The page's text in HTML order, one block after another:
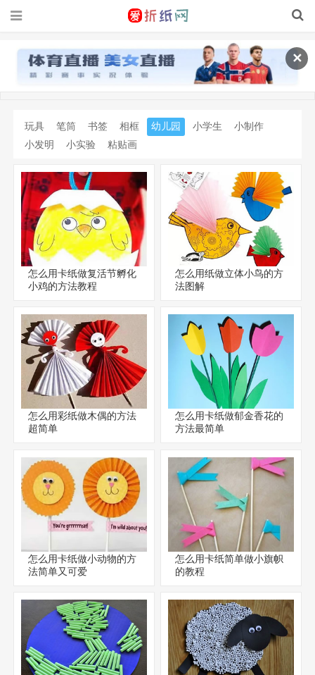
✕
玩具 笔筒 书签 相框 幼儿园 小学生
小制作
小发明
小实验 粘贴画
怎么用卡纸做复活节孵化
小鸡的方法教程
怎么用纸做立体小鸟的方
法图解
怎么用彩纸做木偶的方法
超简单
怎么用卡纸做郁金香花的
方法最简单
怎么用卡纸做小动物的方
法简单又可爱
怎么用卡纸简单做小旗帜
的教程